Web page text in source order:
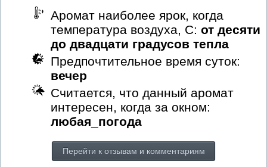
Аромат наиболее ярок, когда
температура воздуха, С: от десяти
до двадцати градусов тепла
Предпочтительное время суток:
вечер
Считается, что данный аромат
интересен, когда за окном:
любая_погода
Перейти к отзывам и комментариям